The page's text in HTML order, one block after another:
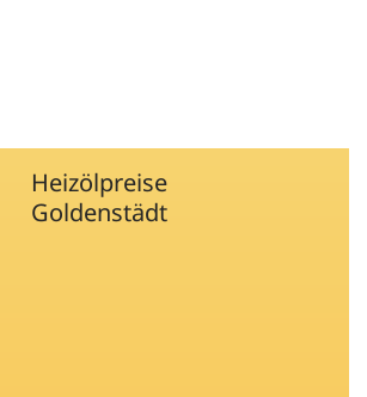
Heizölpreise
Goldenstädt